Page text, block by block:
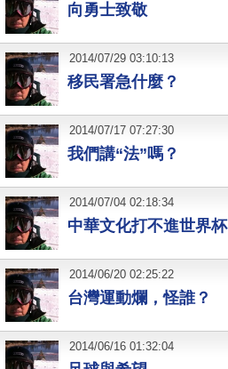
向勇士致敬
移民署急什麼？
2014/07/29 03:10:13
我們講“法”嗎？
2014/07/17 07:27:30
中華文化打不進世界杯
2014/07/04 02:18:34
台灣運動爛，怪誰？
2014/06/20 02:25:22
2014/06/16 01:32:04